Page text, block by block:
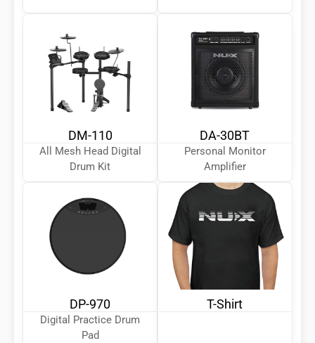
DM-110
All Mesh Head Digital
Drum Kit
DA-30BT
Personal Monitor
Amplifier
DP-970
Digital Practice Drum
Pad
T-Shirt